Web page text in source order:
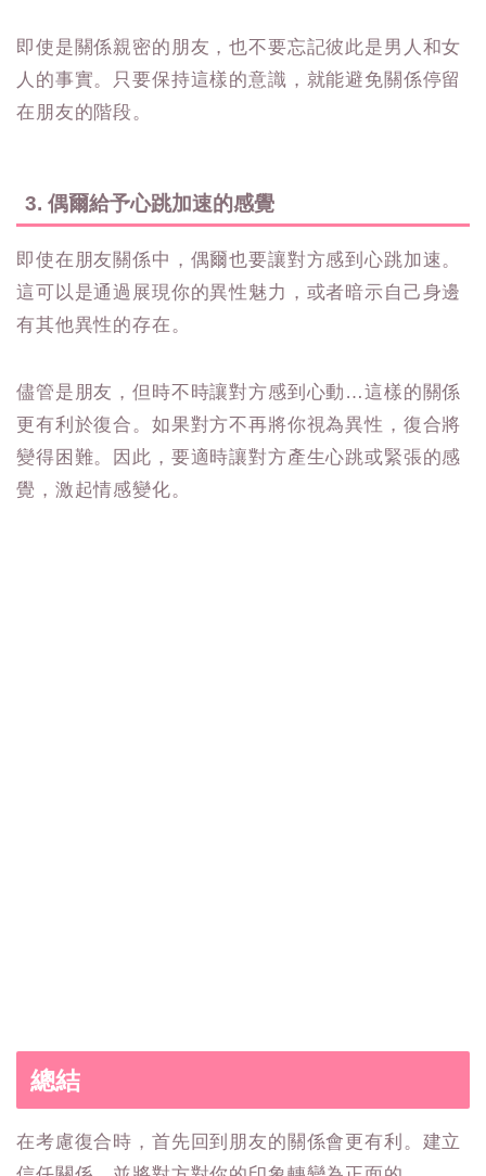
即使是關係親密的朋友，也不要忘記彼此是男人和女
人的事實。只要保持這樣的意識，就能避免關係停留
在朋友的階段。
3. 偶爾給予心跳加速的感覺
即使在朋友關係中，偶爾也要讓對方感到心跳加速。
這可以是通過展現你的異性魅力，或者暗示自己身邊
有其他異性的存在。
儘管是朋友，但時不時讓對方感到心動…這樣的關係
更有利於復合。如果對方不再將你視為異性，復合將
變得困難。因此，要適時讓對方產生心跳或緊張的感
覺，激起情感變化。
總結
在考慮復合時，首先回到朋友的關係會更有利。建立